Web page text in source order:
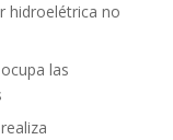
hidroelétrica no
las